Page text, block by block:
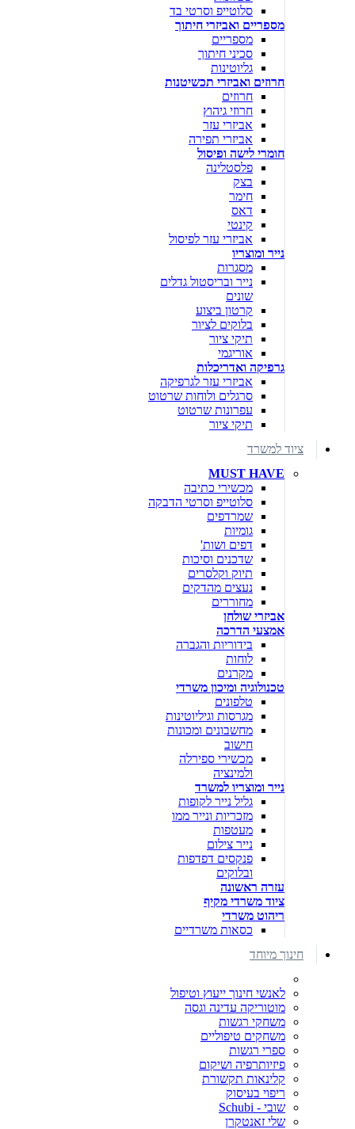
סלוטייפ וסרטי בד
מספריים ואביזרי חיתוך
מספריים
סכיני חיתוך
גליוטינות
חרוזים ואביזרי תכשיטנות
חרוזים
חרוזי גיהוץ
אביזרי עזר
אביזרי תפירה
חומרי לישה ופיסול
פלסטלינה
בצק
חימר
דאס
קינטי
אביזרי עזר לפיסול
נייר ומוצריו
מסגרות
נייר ובריסטול גדלים
שונים
קרטון ביצוע
בלוקים לציור
תיקי ציור
אוריגמי
גרפיקה ואדריכלות
אביזרי עזר לגרפיקה
סרגלים ולוחות שרטוט
עפרונות שרטוט
תיקי ציור
ציוד למשרד
MUST HAVE
מכשירי כתיבה
סלוטייפ וסרטי הדבקה
שמרדפים
גומיות
דפים ושות'
שדכנים וסיכות
תיוק וקלסרים
נעצים מהדקים
מחוררים
אביזרי שולחן
אמצעי הדרכה
בידוריות והגברה
לוחות
מקרנים
טכנולוגיה ומיכון משרדי
טלפונים
מגרסות וגיליוטינות
מחשבונים ומכונות
חישוב
מכשירי ספירלה
ולמינציה
נייר ומוצריו למשרד
גליל נייר לקופות
מזכריות ונייר ממו
מעטפות
נייר צילום
פנקסים דפדפות
ובלוקים
עזרה ראשונה
ציוד משרדי מקיף
ריהוט משרדי
כסאות משרדיים
חינוך מיוחד
לאנשי חינוך ייעוץ וטיפול
מוטוריקה עדינה וגסה
משחקי רגשות
משחקים טיפוליים
ספרי רגשות
פיזיותרפיה ושיקום
קלינאות תקשורת
ריפוי בעיסוק
שובי - Schubi
שלי זאנטקרן